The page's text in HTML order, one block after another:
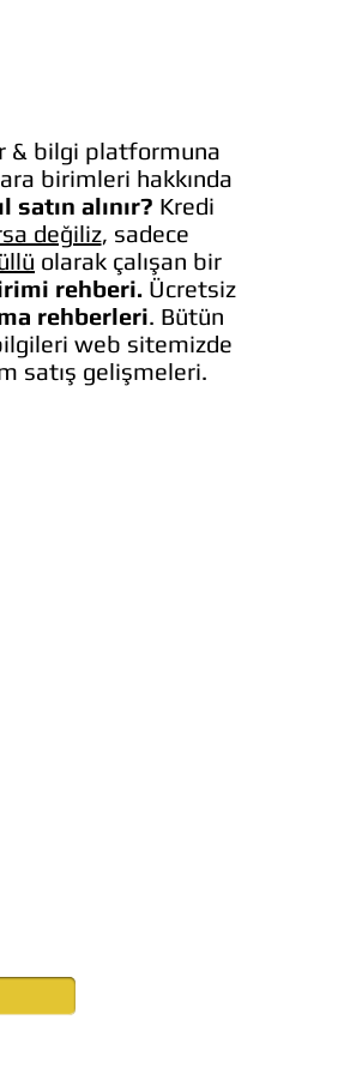
& bilgi platformuna
birimleri hakkında
satın alınır? Kredi
değiliz, sadece
olarak çalışan bir
rehberi. Ücretsiz
rehberleri. Bütün
web sitemizde
satış gelişmeleri.